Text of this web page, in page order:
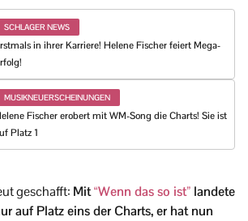
SCHLAGER NEWS
in ihrer Karriere! Helene Fischer feiert Mega-
MUSIKNEUERSCHEINUNGEN
Fischer erobert mit WM-Song die Charts! Sie ist
Platz 1
geschafft: Mit“Wenn das so ist” landete
auf Platz eins der Charts, er hat nun